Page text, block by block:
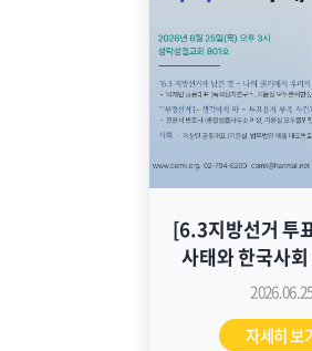
[6.3지방선거 투
사태와 한국사
과제] 긴급토론
자세히 보